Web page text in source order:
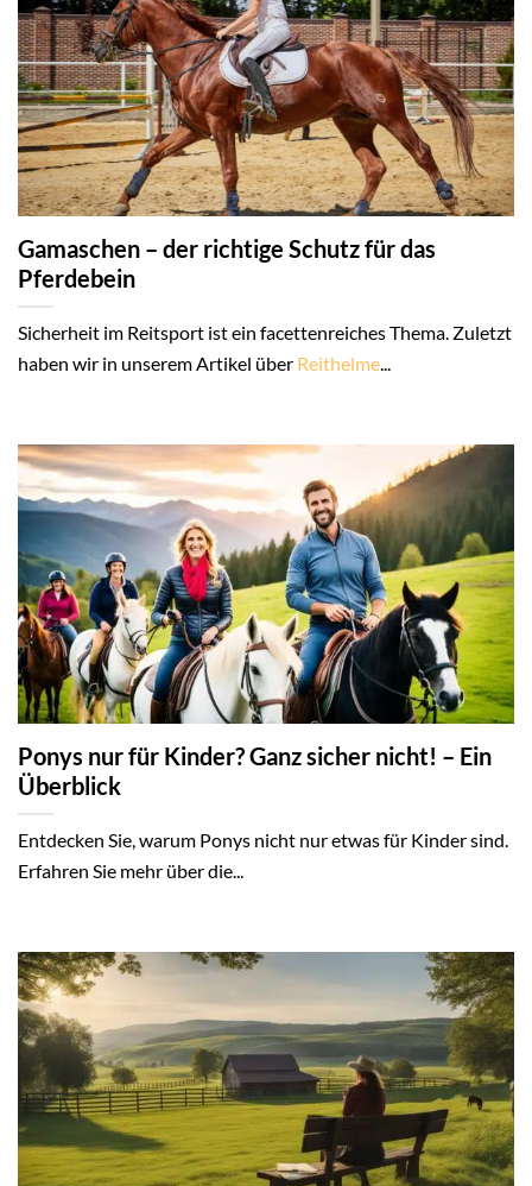
Gamaschen – der richtige Schutz für das
Pferdebein
Sicherheit im Reitsport ist ein facettenreiches Thema. Zuletzt
haben wir in unserem Artikel über Reithelme...
Ponys nur für Kinder? Ganz sicher nicht! – Ein
Überblick
Entdecken Sie, warum Ponys nicht nur etwas für Kinder sind.
Erfahren Sie mehr über die...